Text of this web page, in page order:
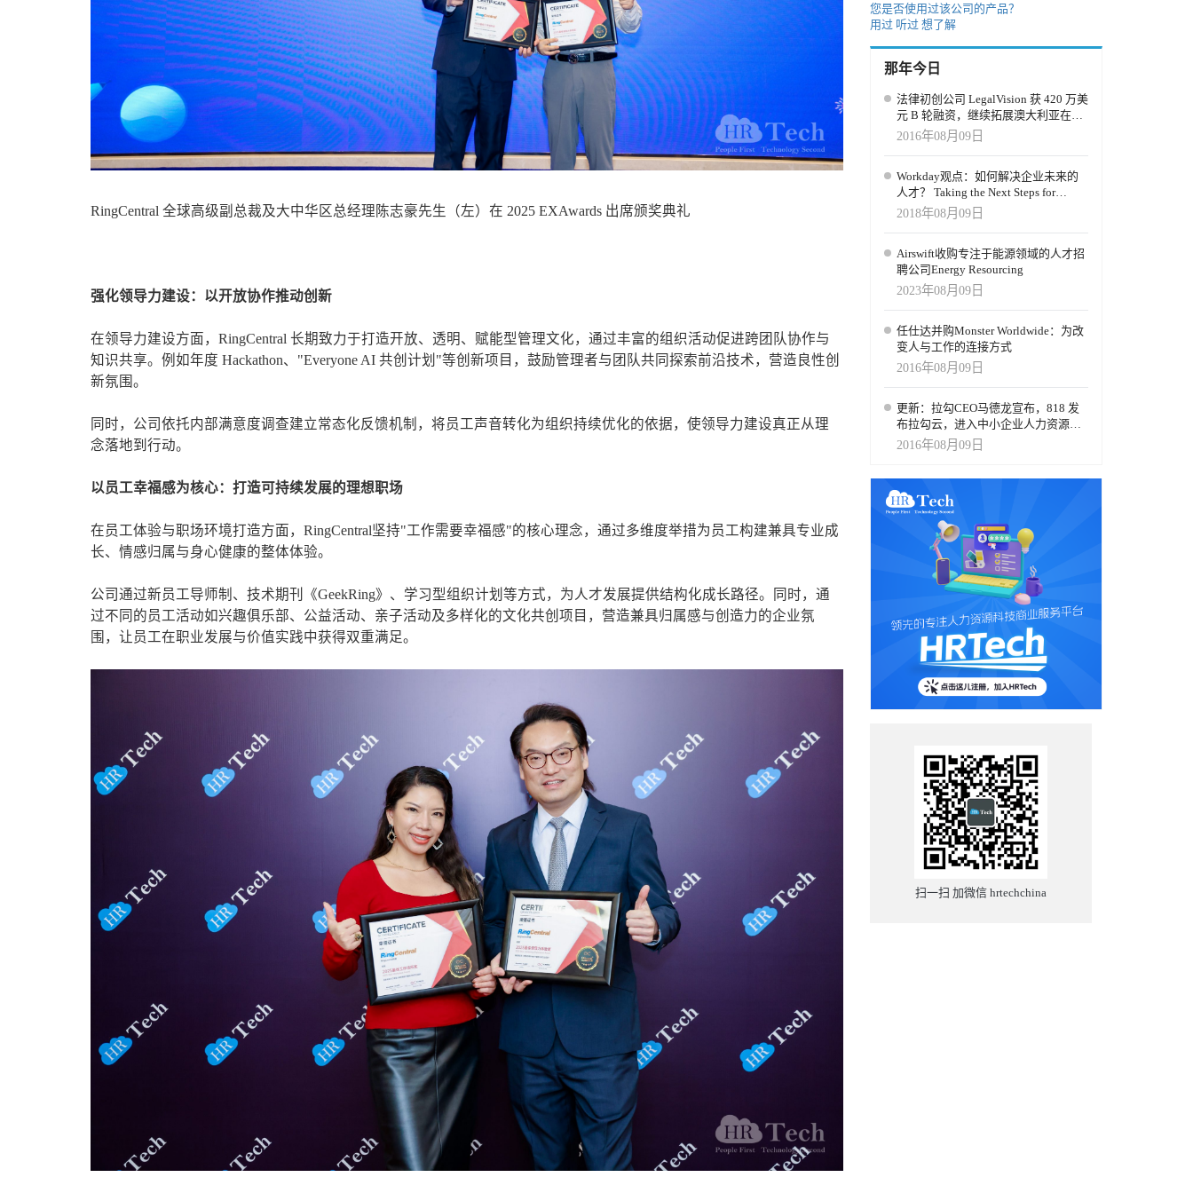
RingCentral 全球高级副总裁及大中华区总经理陈志豪先生（左）在 2025 EXAwards 出席颁奖典礼
强化领导力建设：以开放协作推动创新
在领导力建设方面，RingCentral 长期致力于打造开放、透明、赋能型管理文化，通过丰富的组织活动促进跨团队协作与
知识共享。例如年度 Hackathon、"Everyone AI 共创计划"等创新项目，鼓励管理者与团队共同探索前沿技术，营造良性创
新氛围。
同时，公司依托内部满意度调查建立常态化反馈机制，将员工声音转化为组织持续优化的依据，使领导力建设真正从理
念落地到行动。
以员工幸福感为核心：打造可持续发展的理想职场
在员工体验与职场环境打造方面，RingCentral坚持"工作需要幸福感"的核心理念，通过多维度举措为员工构建兼具专业成
长、情感归属与身心健康的整体体验。
公司通过新员工导师制、技术期刊《GeekRing》、学习型组织计划等方式，为人才发展提供结构化成长路径。同时，通
过不同的员工活动如兴趣俱乐部、公益活动、亲子活动及多样化的文化共创项目，营造兼具归属感与创造力的企业氛
围，让员工在职业发展与价值实践中获得双重满足。
您是否使用过该公司的产品？
用过 听过 想了解
那年今日
法律初创公司 LegalVision 获 420 万美
元 B 轮融资，继续拓展澳大利亚在线
法律市场
2016年08月09日
Workday观点：如何解决企业未来的
人才？ Taking the Next Steps for
Tomorrow's Talent
2018年08月09日
Airswift收购专注于能源领域的人才招
聘公司Energy Resourcing
2023年08月09日
任仕达并购Monster Worldwide：为改
变人与工作的连接方式
2016年08月09日
更新：拉勾CEO马德龙宣布，818 发
布拉勾云，进入中小企业人力资源协
同云服务领域
2016年08月09日
扫一扫 加微信 hrtechchina